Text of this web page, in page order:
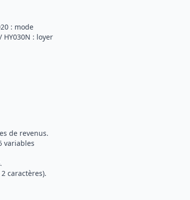
: mode
HY030N : loyer
de revenus.
variables
caractères).